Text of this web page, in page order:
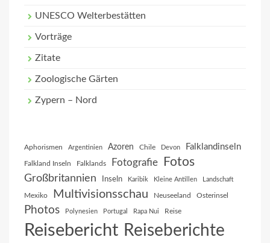
UNESCO Welterbestätten
Vorträge
Zitate
Zoologische Gärten
Zypern – Nord
Aphorismen Argentinien Azoren Chile Devon Falklandinseln
Falkland Inseln Falklands Fotografie Fotos
Großbritannien Inseln Karibik Kleine Antillen Landschaft
Mexiko Multivisionsschau Neuseeland Osterinsel
Photos Polynesien Portugal Rapa Nui Reise
Reisebericht Reiseberichte